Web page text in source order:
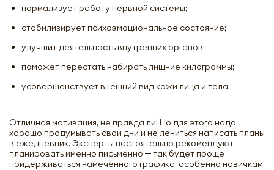
нормализует работу нервной системы;
стабилизирует психоэмоциональное состояние;
улучшит деятельность внутренних органов;
поможет перестать набирать лишние килограммы;
усовершенствует внешний вид кожи лица и тела.
Отличная мотивация, не правда ли! Но для этого надо
хорошо продумывать свои дни и не лениться написать планы
в ежедневник. Эксперты настоятельно рекомендуют
планировать именно письменно ─ так будет проще
придерживаться намеченного графика, особенно новичкам.